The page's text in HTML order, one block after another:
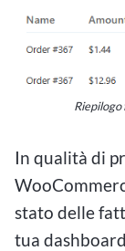
Riepilogo
In qualità di
stato delle
tua